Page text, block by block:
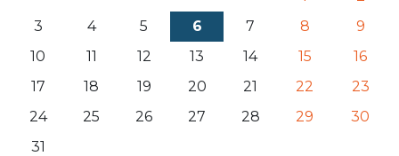
3
4 5 6 7 8
9
10
11 12 13 14 15
16
17
18 19 20 21 22
23
24
25 26 27 28 29
30
31